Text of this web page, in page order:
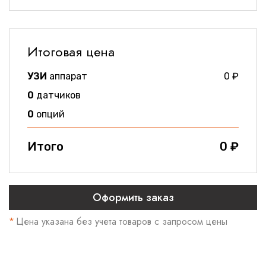
Итоговая цена
УЗИ аппарат 0 ₽
0 датчиков
0 опций
Итого 0 ₽
* Цена указана без учета товаров с запросом цены